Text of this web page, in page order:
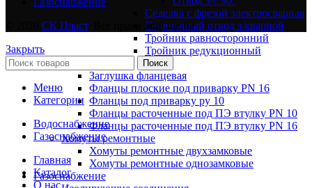
Седелка с фрезой электросварная
Седелочный отвод э/сварной
Тройник равносторонний
Тройник редукционный
Фланцы
Заглушка фланцевая
Фланцы плоские под приварку PN 16
Фланцы под приварку ру 10
Фланцы расточенные под ПЭ втулку PN 10
Фланцы расточенные под ПЭ втулку PN 16
Хомуты ремонтные
Хомуты ремонтные двухзамковые
Хомуты ремонтные однозамковые
Газоснабжение
СК Пласт. Все права защищены
Закрыть
Поиск
Меню
Категории
Водоснабжение
Газоснабжение
Главная
Каталог
О нас